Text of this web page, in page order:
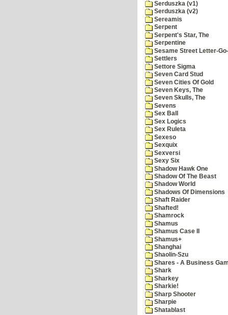
Serduszka (v1)
Serduszka (v2)
Sereamis
Serpent
Serpent's Star, The
Serpentine
Sesame Street Letter-
Settlers
Settore Sigma
Seven Card Stud
Seven Cities Of Gold
Seven Keys, The
Seven Skulls, The
Sevens
Sex Ball
Sex Logics
Sex Ruleta
Sexeso
Sexquix
Sexversi
Sexy Six
Shadow Hawk One
Shadow Of The Beast
Shadow World
Shadows Of Dimensions
Shaft Raider
Shafted!
Shamrock
Shamus
Shamus Case II
Shamus+
Shanghai
Shaolin-Szu
Shares - A Business
Shark
Sharkey
Sharkie!
Sharp Shooter
Sharpie
Shatablast